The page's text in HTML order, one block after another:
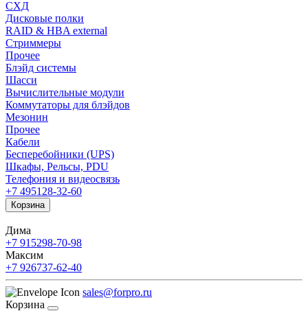
СХД
Дисковые полки
RAID & HBA external
Стриммеры
Прочее
Блэйд системы
Шасси
Вычислительные модули
Коммутаторы для блэйдов
Мезонин
Прочее
Кабели
Бесперебойники (UPS)
Шкафы, Рельсы, PDU
Телефония и видеосвязь
+7 495128-32-60
Корзина
Дима
+7 915298-70-98
Максим
+7 926737-62-40
sales@forpro.ru
Корзина